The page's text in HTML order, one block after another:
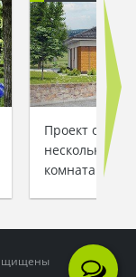
Проект
несколькими
комнатами